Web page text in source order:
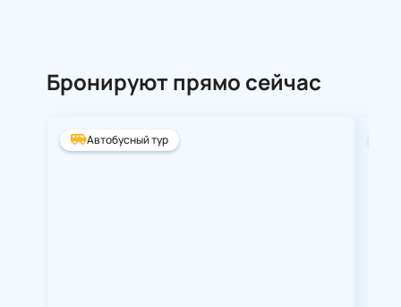
Бронируют прямо сейчас
Автобусный тур